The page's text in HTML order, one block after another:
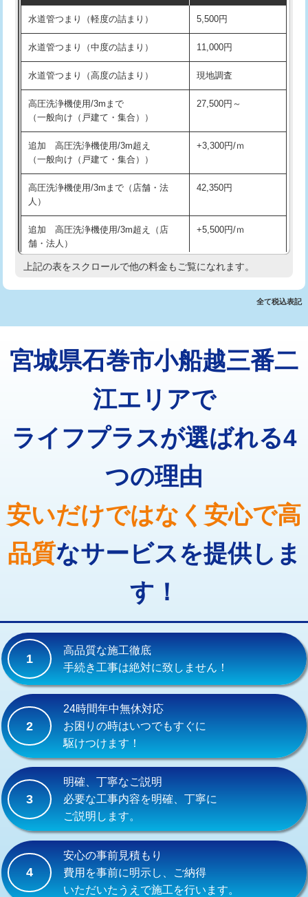
洗面台設置 38,500円
化粧台設置 22,000円
追加人工 16,500円
廃棄・処分 現場見積
※給水管工事は20mmまでの価格です。
交換・取付(排水栓・排水トラップ
22,000円+材料費
持込商品取付（混合水栓）
持込商品取付（浄水器・分岐水栓） 16,500円
業）
排水管工事（追加 排水管工事/3ｍ超
え）
マス交換（土の掘削・埋め戻し作業） 11,000円~
マス交換（深さ50㎝以上） 66,000円
コンクリート斫り（厚さ10㎝超え） 38,500円
モルタル補修（厚さ10㎝まで） 27,500円
16,500円
廃棄・処分 現場見積
水道管つまり（軽度の詰まり） 5,500円
水道管つまり（中度の詰まり） 11,000円
水道管つまり（高度の詰まり） 現地調査
高圧洗浄機使用/3mまで
（一般向け（戸建て・集合））
27,500円～
追加 高圧洗浄機使用/3m超え
（一般向け（戸建て・集合））
+3,300円/ｍ
高圧洗浄機使用/3mまで（店舗・法
人）
42,350円
追加 高圧洗浄機使用/3m超え（店
舗・法人）
+5,500円/ｍ
高度高圧洗浄換 現地調査
トーラー機使用/3mまで 33,000円
追加トーラー機使用/3m超え +3,300円
8,800円
止水・漏水調査・防水処理・清掃・修
11,000円
止水・漏水調査・防水処理・清掃・修
22,000円
止水・漏水調査・防水処理・清掃・修
理・調整・分解・加工など（重作業）
33,000円
その他部品の脱着 8,800円～
交換・取付(単水栓（壁付・デッキ
式）)
13,200円+材料費
交換・取付(混合水栓（壁付・デッキ
式・ワンホール）)
16,500円+材料費
交換・取付(排水栓・排水トラップ
（P/S/ポップアップ））
交換・取付（その他部品）
持込商品取付（単水栓）
持込商品取付（混合水栓） 16,500円
持込商品取付（浄水器・分岐水栓） 16,500円
給水管工事※（ホール加工)
給水管工事※（バンド止め) 3,300円
上記の表をスクロールで他の料金もご覧になれます。
全て税込表記
宮城県石巻市小船越三番二
江エリアで
ライフプラスが選ばれる4
つの理由
安いだけではなく安心で高
品質なサービスを提供しま
す！
1
高品質な施工徹底
手続き工事は絶対に致しません！
2
24時間年中無休対応
お困りの時はいつでもすぐに
駆けつけます！
3
明確、丁寧なご説明
必要な工事内容を明確、丁寧に
ご説明します。
4
安心の事前見積もり
費用を事前に明示し、ご納得
いただいたうえで施工を行います。